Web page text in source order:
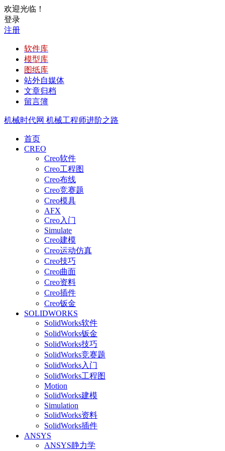
欢迎光临！
登录
注册
软件库
模型库
图纸库
站外自媒体
文章归档
留言簿
机械时代网 机械工程师进阶之路
首页
CREO
Creo软件
Creo工程图
Creo布线
Creo竞赛题
Creo模具
AFX
Creo入门
Simulate
Creo建模
Creo运动仿真
Creo技巧
Creo曲面
Creo资料
Creo插件
Creo钣金
SOLIDWORKS
SolidWorks软件
SolidWorks钣金
SolidWorks技巧
SolidWorks竞赛题
SolidWorks入门
SolidWorks工程图
Motion
SolidWorks建模
Simulation
SolidWorks资料
SolidWorks插件
ANSYS
ANSYS静力学